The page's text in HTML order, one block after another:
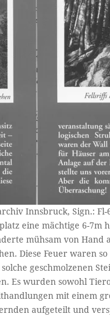
Innsbruck, Sign.: Fl-
eine mächtige 6-7m
mühsam von Hand
Diese Feuer waren
geschmolzenen
Es wurden sowohl
mit einem
aufgeteilt und